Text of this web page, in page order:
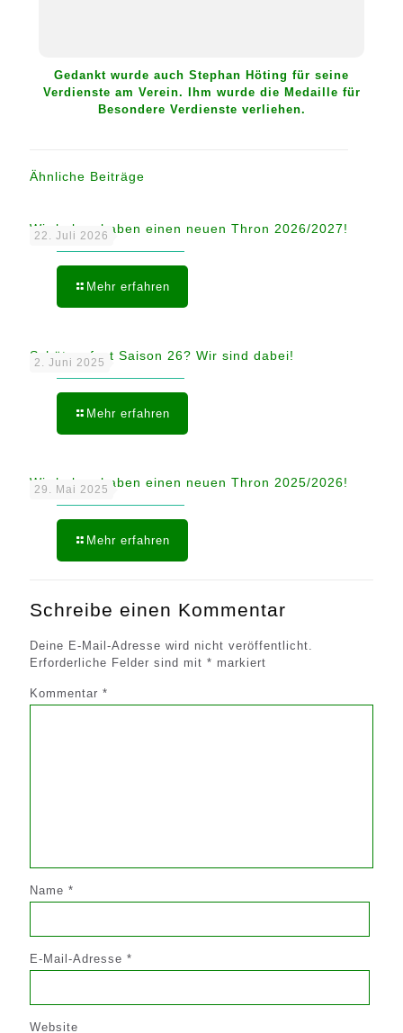
Gedankt wurde auch Stephan Höting für seine
Verdienste am Verein. Ihm wurde die Medaille für
Besondere Verdienste verliehen.
Ähnliche Beiträge
22. Juli 2026
Wir haben haben einen neuen Thron 2026/2027!
Mehr erfahren
2. Juni 2025
Schützenfest Saison 26? Wir sind dabei!
Mehr erfahren
29. Mai 2025
Wir haben haben einen neuen Thron 2025/2026!
Mehr erfahren
Schreibe einen Kommentar
Deine E-Mail-Adresse wird nicht veröffentlicht.
Erforderliche Felder sind mit * markiert
Kommentar *
Name *
E-Mail-Adresse *
Website